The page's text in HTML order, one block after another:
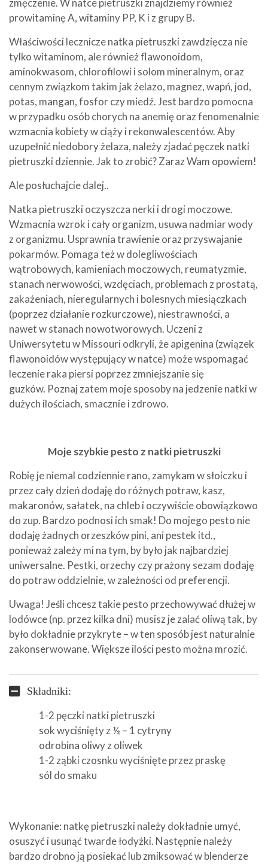
zmęczenie. W natce pietruszki znajdziemy również
prowitaminę A, witaminy PP, K i z grupy B.
Właściwości lecznicze natka pietruszki zawdzięcza nie
tylko witaminom, ale również flawonoidom,
aminokwasom, chlorofilowi i solom mineralnym, oraz
cennym związkom takim jak żelazo, magnez, wapń, jod,
potas, mangan, fosfor czy miedź. Jest bardzo pomocna
w przypadku osób chorych na anemię oraz fenomenalnie
wzmacnia kobiety w ciąży i rekonwalescentów. Aby
uzupełnić niedobory żelaza, należy zjadać pęczek natki
pietruszki dziennie. Jak to zrobić? Zaraz Wam opowiem!
Ale posłuchajcie dalej..
Natka pietruszki oczyszcza nerki i drogi moczowe.
Wzmacnia wzrok i cały organizm, usuwa nadmiar wody
z organizmu. Usprawnia trawienie oraz przyswajanie
pokarmów. Pomaga też w dolegliwościach
wątrobowych, kamieniach moczowych, reumatyzmie,
stanach nerwowości, wzdęciach, problemach z prostatą,
zakażeniach, nieregularnych i bolesnych miesiączkach
(poprzez działanie rozkurczowe), niestrawności, a
nawet w stanach nowotworowych. Uczeni z
Uniwersytetu w Missouri odkryli, że apigenina (związek
flawonoidów występujący w natce) może wspomagać
leczenie raka piersi poprzez zmniejszanie się
guzków. Poznaj zatem moje sposoby na jedzenie natki w
dużych ilościach, smacznie i zdrowo.
Moje szybkie pesto z natki pietruszki
Robię je niemal codziennie rano, zamykam w słoiczku i
przez cały dzień dodaję do różnych potraw, kasz,
makaronów, sałatek, na chleb i oczywiście obowiązkowo
do zup. Bardzo podnosi ich smak! Do mojego pesto nie
dodaję żadnych orzeszków pini, ani pestek itd.,
ponieważ zależy mi na tym, by było jak najbardziej
uniwersalne. Pestki, orzechy czy prażony sezam dodaję
do potraw oddzielnie, w zależności od preferencji.
Uwaga! Jeśli chcesz takie pesto przechowywać dłużej w
lodówce (np. przez kilka dni) musisz je zalać oliwą tak, by
było dokładnie przykryte – w ten sposób jest naturalnie
zakonserwowane. Większe ilości pesto można mrozić.
Składniki:
1-2 pęczki natki pietruszki
sok wyciśnięty z ½ – 1 cytryny
odrobina oliwy z oliwek
1-2 ząbki czosnku wyciśnięte przez praskę
sól do smaku
Wykonanie: natkę pietruszki należy dokładnie umyć,
osuszyć i usunąć twarde łodyżki. Następnie należy
bardzo drobno ją posiekać lub zmiksować w blenderze